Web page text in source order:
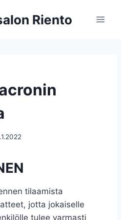
Riento
tilaamista
jotta jokaiselle
tulee varmasti